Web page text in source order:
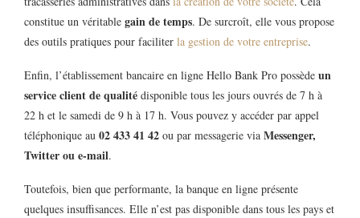
constitue un véritable gain de temps. De surcroît, elle vous propose
des outils pratiques pour faciliter la gestion de votre entreprise.
Enfin, l’établissement bancaire en ligne Hello Bank Pro possède un
service client de qualité disponible tous les jours ouvrés de 7 h à
22 h et le samedi de 9 h à 17 h. Vous pouvez y accéder par appel
téléphonique au 02 433 41 42 ou par messagerie via Messenger,
Twitter ou e-mail.
Toutefois, bien que performante, la banque en ligne présente
quelques insuffisances. Elle n’est pas disponible dans tous les pays et